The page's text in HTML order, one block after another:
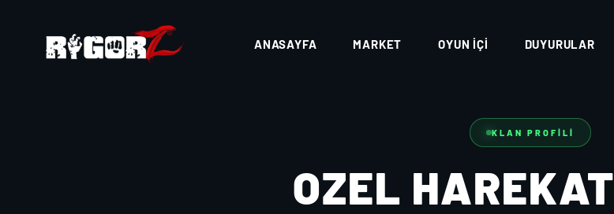
ANASAYFA MARKET OYUN İÇI DUYURULAR
KLAN PROFILI
OZEL HAREKAT